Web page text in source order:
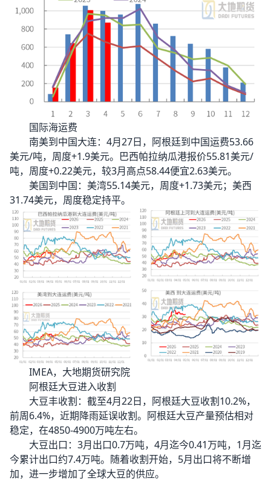
国际海运费
南美到中国大连：4月27日，阿根廷到中国运费53.66
美元/吨，周度+1.9美元。巴西帕拉纳瓜港报价55.81美元/
吨，周度+0.22美元，较3月高点58.44便宜2.63美元。
美国到中国：美湾55.14美元，周度+1.73美元；美西
31.74美元，周度稳定持平。
IMEA，大地期货研究院
阿根廷大豆进入收割
大豆丰收割：截至4月22日，阿根廷大豆收割10.2%，
前周6.4%，近期降雨延误收割。阿根廷大豆产量预估相对
稳定，在4850-4900万吨左右。
大豆出口：3月出口0.7万吨，4月迄今0.41万吨，1月迄
今累计出口约7.4万吨。随着收割开始，5月出口将不断增
加，进一步增加了全球大豆的供应。